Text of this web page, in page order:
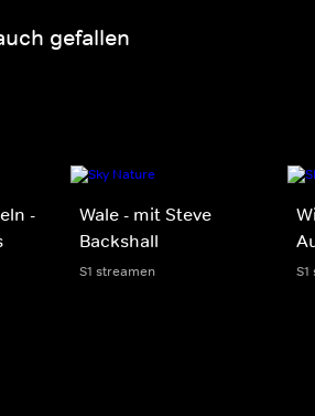
gefallen
-
Wale - mit Steve
Backshall
S1 streamen